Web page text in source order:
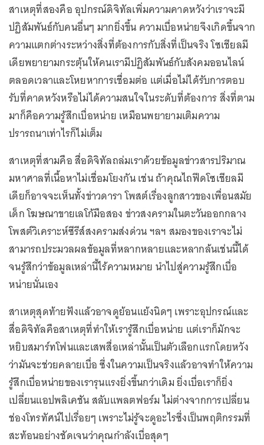
สาเหตุที่สองคือ อุปกรณ์ดิจิทัลเพิ่มความคาดหวังว่าเราจะมี
ปฏิสัมพันธ์กับคนอื่นๆ มากยิ่งขึ้น ความเบื่อหน่ายจึงเกิดขึ้นจาก
ความแตกต่างระหว่างสิ่งที่ต้องการกับสิ่งที่เป็นจริง โซเชียลมี
เดียพยายามกระตุ้นให้คนเรามีปฏิสัมพันธ์กับสังคมออนไลน์
ตลอดเวลาและโหยหาการเชื่อมต่อ แต่เมื่อไม่ได้รับการตอบ
รับที่คาดหวังหรือไม่ได้ความสนใจในระดับที่ต้องการ สิ่งที่ตาม
มาก็คือความรู้สึกเบื่อหน่าย เหมือนพยายามเติมความ
ปรารถนาเท่าไรก็ไม่เต็ม
สาเหตุที่สามคือ สื่อดิจิทัลถล่มเราด้วยข้อมูลข่าวสารปริมาณ
มหาศาลที่เนื้อหาไม่เชื่อมโยงกัน เช่น ถ้าคุณไถฟีดโซเชียลมี
เดียก็อาจจะเห็นทั้งข่าวดารา โพสต์เรื่องลูกสาวของเพื่อนสมัย
เด็ก โฆษณาขายเลโก้มือสอง ข่าวสงครามในตะวันออกกลาง
โพสต์วิเคราะห์ซีรีส์สงครามส่งด่วน ฯลฯ สมองของเราจะไม่
สามารถประมวลผลข้อมูลที่หลากหลายและหลากล้นเช่นนี้ได้
จนรู้สึกว่าข้อมูลเหล่านี้ไร้ความหมาย นำไปสู่ความรู้สึกเบื่อ
หน่ายนั่นเอง
สาเหตุสุดท้ายฟังแล้วอาจดูย้อนแย้งนิดๆ เพราะอุปกรณ์และ
สื่อดิจิทัลคือสาเหตุที่ทำให้เรารู้สึกเบื่อหน่าย แต่เราก็มักจะ
หยิบสมาร์ทโฟนและเสพสื่อเหล่านั้นเป็นตัวเลือกแรกโดยหวัง
ว่ามันจะช่วยคลายเบื่อ ซึ่งในความเป็นจริงแล้วอาจทำให้ความ
รู้สึกเบื่อหน่ายของเรารุนแรงยิ่งขึ้นกว่าเดิม ยิ่งเบื่อเราก็ยิ่ง
เปลี่ยนแอปพลิเคชัน สลับแพลตฟอร์ม ไม่ต่างจากการเปลี่ยน
ช่องโทรทัศน์ไปเรื่อยๆ เพราะไม่รู้จะดูอะไรซึ่งเป็นพฤติกรรมที่
สะท้อนอย่างชัดเจนว่าคุณกำลังเบื่อสุดๆ